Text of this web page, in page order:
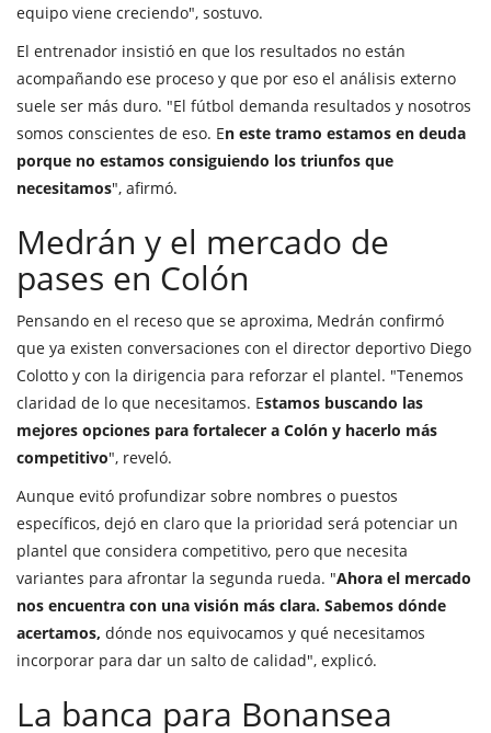
equipo viene creciendo", sostuvo.
El entrenador insistió en que los resultados no están
acompañando ese proceso y que por eso el análisis externo
suele ser más duro. "El fútbol demanda resultados y nosotros
somos conscientes de eso. En este tramo estamos en deuda
porque no estamos consiguiendo los triunfos que
necesitamos", afirmó.
Medrán y el mercado de
pases en Colón
Pensando en el receso que se aproxima, Medrán confirmó
que ya existen conversaciones con el director deportivo Diego
Colotto y con la dirigencia para reforzar el plantel. "Tenemos
claridad de lo que necesitamos. Estamos buscando las
mejores opciones para fortalecer a Colón y hacerlo más
competitivo", reveló.
Aunque evitó profundizar sobre nombres o puestos
específicos, dejó en claro que la prioridad será potenciar un
plantel que considera competitivo, pero que necesita
variantes para afrontar la segunda rueda. "Ahora el mercado
nos encuentra con una visión más clara. Sabemos dónde
acertamos, dónde nos equivocamos y qué necesitamos
incorporar para dar un salto de calidad", explicó.
La banca para Bonansea